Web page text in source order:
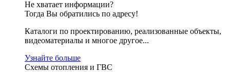
Не хватает информации?
Тогда Вы обратились по адресу!
Каталоги по проектированию, реализованные объекты,
видеоматериалы и многое другое...
Узнайте больше
Схемы отопления и ГВС